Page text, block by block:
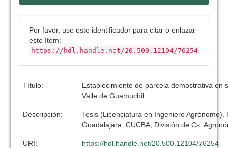
Por favor, use este identificador para citar o enlazar
este ítem:
https://hdl.handle.net/20.500.12104/76254
Título:
Establecimiento de parcela demostrativa en
Valle de Guamuchil
Descripción:
Tesis (Licenciatura en Ingeniero Agrónomo).
Guadalajara. CUCBA, División de Cs.
URI: https://hdl.handle.net/20.500.12104/76254